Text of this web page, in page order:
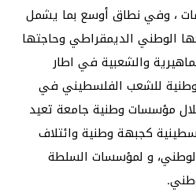
، وفي نطاق أوسع بما يشمل
الوطني الديمقراطي وحاجتها
والشعبية في اطار
للشعب الفلسطيني في
مؤسسات وطنية جامعة تعيد
كجبهة وطنية وائتلاف
و لمؤسسات السلطة